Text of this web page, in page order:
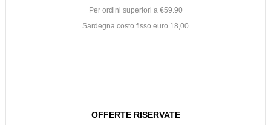
Per ordini superiori a €59.90
Sardegna costo fisso euro 18,00
OFFERTE RISERVATE